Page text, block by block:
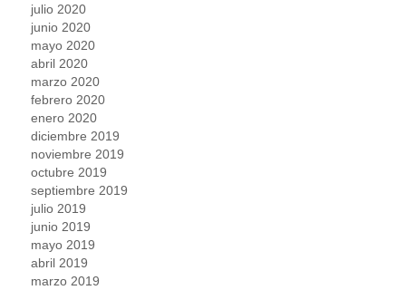
julio 2020
junio 2020
mayo 2020
abril 2020
marzo 2020
febrero 2020
enero 2020
diciembre 2019
noviembre 2019
octubre 2019
septiembre 2019
julio 2019
junio 2019
mayo 2019
abril 2019
marzo 2019